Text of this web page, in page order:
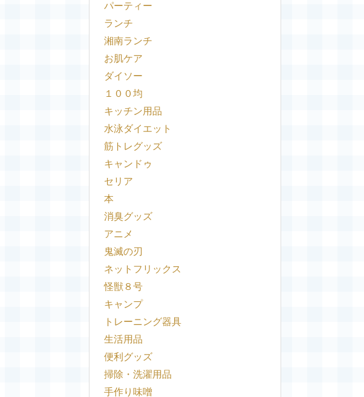
パーティー
ランチ
湘南ランチ
お肌ケア
ダイソー
１００均
キッチン用品
水泳ダイエット
筋トレグッズ
キャンドゥ
セリア
本
消臭グッズ
アニメ
鬼滅の刃
ネットフリックス
怪獣８号
キャンプ
トレーニング器具
生活用品
便利グッズ
掃除・洗濯用品
手作り味噌